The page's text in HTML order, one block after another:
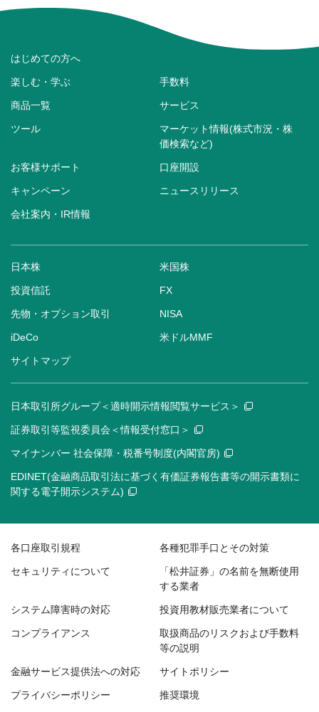
はじめての方へ
楽しむ・学ぶ 手数料
商品一覧 サービス
ツール
マーケット情報(株式市況・株
価検索など)
お客様サポート 口座開設
キャンペーン ニュースリリース
会社案内・IR情報
日本株 米国株
投資信託 FX
先物・オプション取引 NISA
iDeCo 米ドルMMF
サイトマップ
日本取引所グループ＜適時開示情報閲覧サービス＞
証券取引等監視委員会＜情報受付窓口＞
マイナンバー 社会保障・税番号制度(内閣官房)
EDINET(金融商品取引法に基づく有価証券報告書等の開示書類に
関する電子開示システム)
各口座取引規程 各種犯罪手口とその対策
セキュリティについて
「松井証券」の名前を無断使用
する業者
システム障害時の対応 投資用教材販売業者について
コンプライアンス
取扱商品のリスクおよび手数料
等の説明
金融サービス提供法への対応 サイトポリシー
プライバシーポリシー 推奨環境